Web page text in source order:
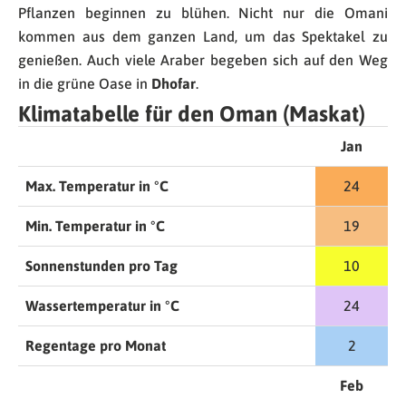
Pflanzen beginnen zu blühen. Nicht nur die Omani
kommen aus dem ganzen Land, um das Spektakel zu
genießen. Auch viele Araber begeben sich auf den Weg
in die grüne Oase in Dhofar.
Klimatabelle für den Oman (Maskat)
Jan
Max. Temperatur in °C 24
Min. Temperatur in °C 19
Sonnenstunden pro Tag 10
Wassertemperatur in °C 24
Regentage pro Monat 2
Feb